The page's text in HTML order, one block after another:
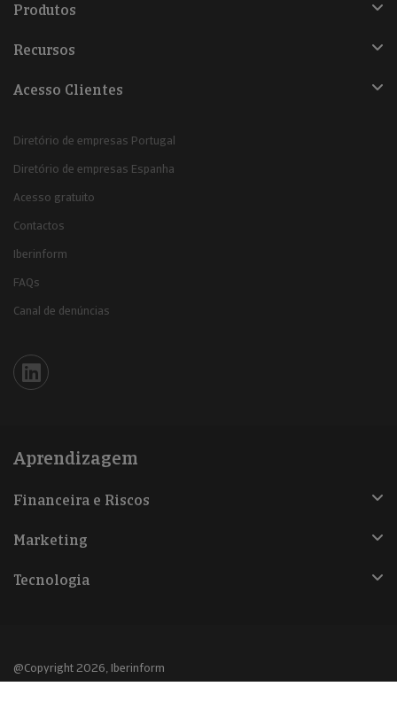
Produtos
Recursos
Acesso Clientes
Diretório de empresas Portugal
Diretório de empresas Espanha
Acesso gratuito
Contactos
Iberinform
FAQs
Canal de denúncias
Iberinform en Linkedin
Aprendizagem
Financeira e Riscos
Marketing
Tecnologia
@Copyright 2026, Iberinform